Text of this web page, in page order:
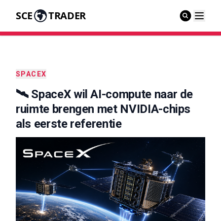
SCE TRADER
SPACEX
🛰️ SpaceX wil AI-compute naar de
ruimte brengen met NVIDIA-chips
als eerste referentie